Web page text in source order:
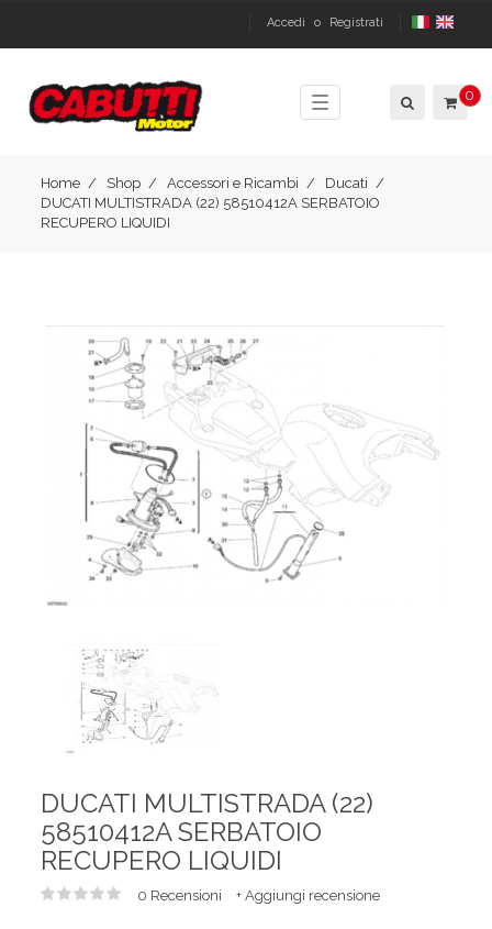
Accedi o Registrati
Toggle
navigation
0
Home Shop Accessori e Ricambi
Ducati
DUCATI MULTISTRADA (22) 58510412A SERBATOIO
RECUPERO LIQUIDI
DUCATI MULTISTRADA (22)
58510412A SERBATOIO
RECUPERO LIQUIDI
0 Recensioni + Aggiungi recensione